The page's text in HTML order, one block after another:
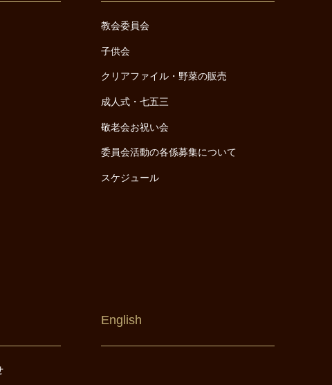
教会委員会
子供会
クリアファイル・野菜の販売
成人式・七五三
敬老会お祝い会
委員会活動の各係募集について
スケジュール
English